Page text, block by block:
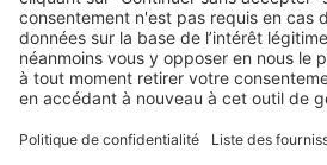
Le plus dur est souvent de réussir ses
photos sombres ou floues, contre-jour,